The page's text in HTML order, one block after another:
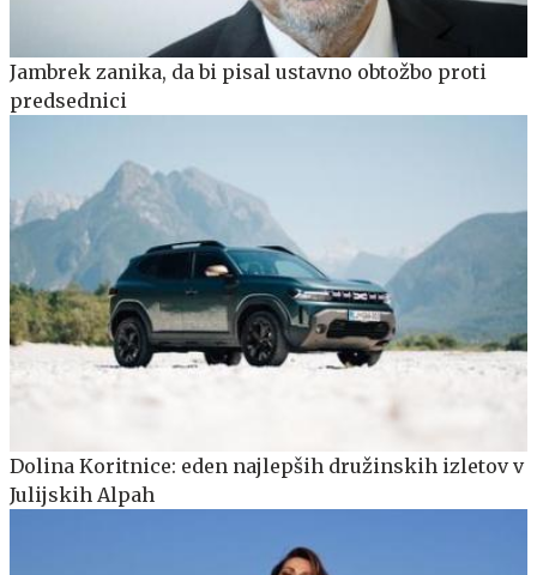
Jambrek zanika, da bi pisal ustavno obtožbo proti
predsednici
Dolina Koritnice: eden najlepših družinskih izletov v
Julijskih Alpah